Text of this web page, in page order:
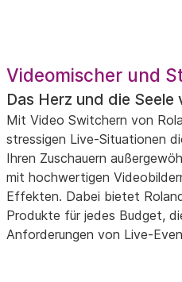
Videomischer und
Das Herz und die
Mit Video Switchern von
stressigen Live-Situationen
Ihren Zuschauern
mit hochwertigen
Effekten. Dabei bietet
Produkte für jedes Budget,
Anforderungen von Live-